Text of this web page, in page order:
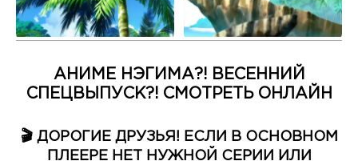
АНИМЕ НЭГИМА?! ВЕСЕННИЙ
СПЕЦВЫПУСК?! СМОТРЕТЬ ОНЛАЙН
🎬 ДОРОГИЕ ДРУЗЬЯ! ЕСЛИ В ОСНОВНОМ
ПЛЕЕРЕ НЕТ НУЖНОЙ СЕРИИ ИЛИ